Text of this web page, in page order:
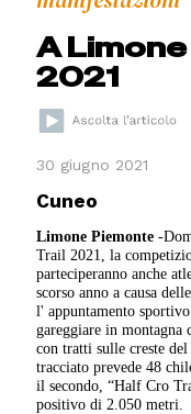
A
2021
30 giugno 2021
Cuneo
Limone Piemonte -
Trail 2021, la
parteciperanno anche
scorso anno a causa
l' appuntamento
gareggiare in montagna
con tratti sulle creste
tracciato prevede 48
il secondo, “Half Cro
positivo di 2.050 metri.